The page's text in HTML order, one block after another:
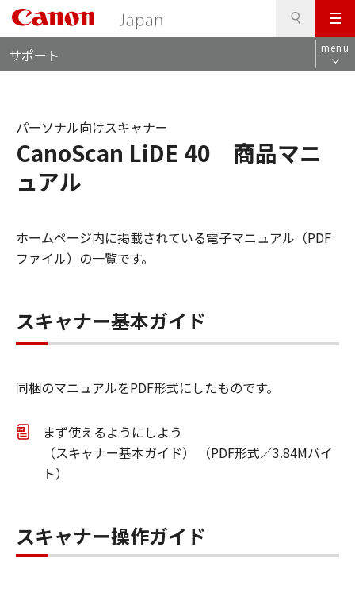
メ
ニ
ュ
サポート menu
CanoScan LiDE 40 商品マニ
ュアル
パーソナル向けスキャナー
ホームページ内に掲載されている電子マニュアル（PDF
ファイル）の一覧です。
スキャナー基本ガイド
同梱のマニュアルをPDF形式にしたものです。
まず使えるようにしよう
（スキャナー基本ガイド） （PDF形式／3.84Mバイ
ト）
スキャナー操作ガイド